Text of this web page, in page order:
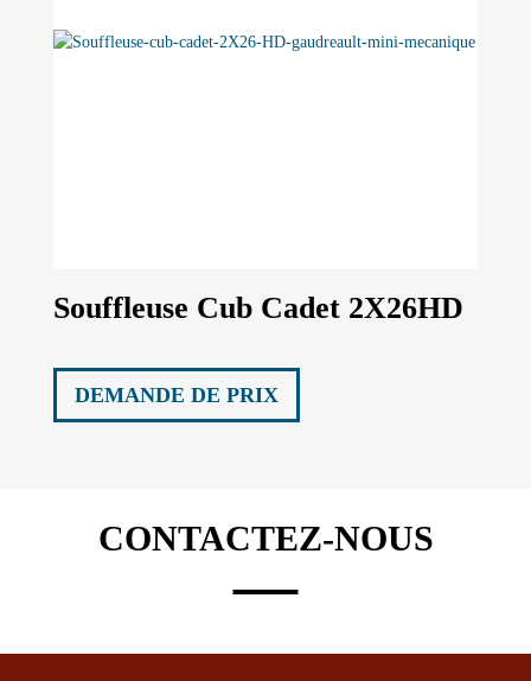
Souffleuse Cub Cadet 2X26HD
DEMANDE DE PRIX
CONTACTEZ-NOUS